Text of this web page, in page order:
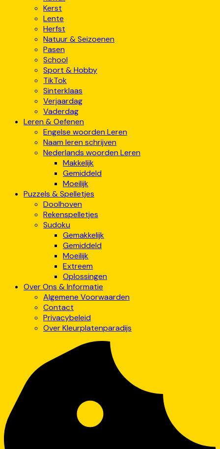
Kerst
Lente
Herfst
Natuur & Seizoenen
Pasen
School
Sport & Hobby
TikTok
Sinterklaas
Verjaardag
Vaderdag
Leren & Oefenen
Engelse woorden Leren
Naam leren schrijven
Nederlands woorden Leren
Makkelijk
Gemiddeld
Moeilijk
Puzzels & Spelletjes
Doolhoven
Rekenspelletjes
Sudoku
Gemakkelijk
Gemiddeld
Moeilijk
Extreem
Oplossingen
Over Ons & Informatie
Algemene Voorwaarden
Contact
Privacybeleid
Over Kleurplatenparadijs